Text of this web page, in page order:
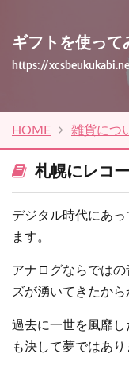
ギフトを使って
https://
HOME 雑貨につ
札幌にレコ
デジタル時代にあ
ます。
アナログならでは
ズが湧いてきたから
過去に一世を風靡
も決して夢ではあり